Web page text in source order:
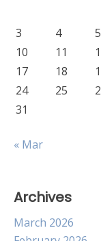
3
4 5
10
11
17
18
24
25
31
« Mar
Archives
March 2026